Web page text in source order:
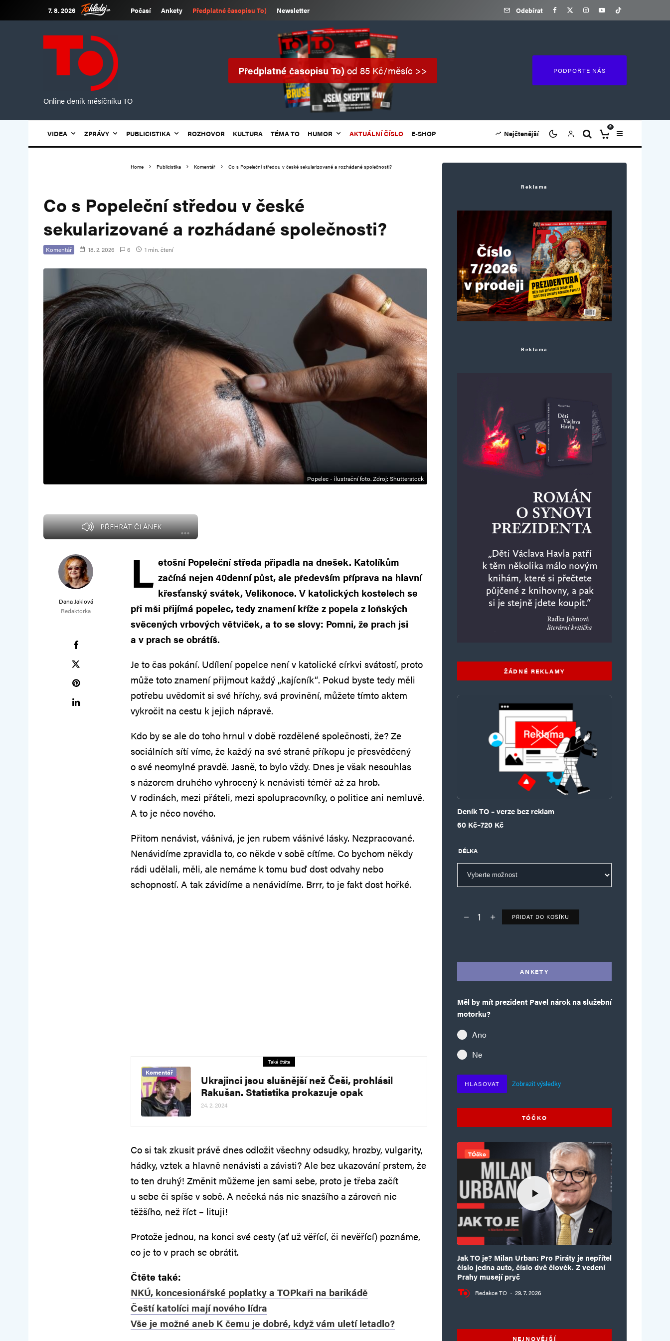
7. 8. 2026 Počasí Ankety Předplatné časopisu To) Newsletter Odebírat
Online deník měsíčníku TO
Předplatné časopisu To)od 85 Kč/měsíc >> PODPOŘTE NÁS
VIDEA ZPRÁVY PUBLICISTIKA ROZHOVOR KULTURA TÉMA TO HUMOR AKTUÁLNÍ ČÍSLO E-SHOP Nejčtenější
0
Home Publicistika Komentář Co s Popeleční středou v české sekularizované a rozhádané společnosti?
Co s Popeleční středou v české
sekularizované a rozhádané společnosti?
Komentář 18. 2. 2026 6 1 min. čtení
Popelec - ilustrační foto. Zdroj: Shutterstock
PŘEHRÁT ČLÁNEK
Dana Jaklová
Redaktorka
L etošní Popeleční středa připadla na dnešek. Katolíkům
začíná nejen 40denní půst, ale především příprava na hlavní
křesťanský svátek, Velikonoce. V katolických kostelech se
při mši přijímá popelec, tedy znamení kříže z popela z loňských
svěcených vrbových větviček, a to se slovy: Pomni, že prach jsi
a v prach se obrátíš.
Je to čas pokání. Udílení popelce není v katolické církvi svátostí, proto
může toto znamení přijmout každý „kajícník“. Pokud byste tedy měli
potřebu uvědomit si své hříchy, svá provinění, můžete tímto aktem
vykročit na cestu k jejich nápravě.
Kdo by se ale do toho hrnul v době rozdělené společnosti, že? Ze
sociálních sítí víme, že každý na své straně příkopu je přesvědčený
o své neomylné pravdě. Jasně, to bylo vždy. Dnes je však nesouhlas
s názorem druhého vyhrocený k nenávisti téměř až za hrob.
V rodinách, mezi přáteli, mezi spolupracovníky, o politice ani nemluvě.
A to je něco nového.
Přitom nenávist, vášnivá, je jen rubem vášnivé lásky. Nezpracované.
Nenávidíme zpravidla to, co někde v sobě cítíme. Co bychom někdy
rádi udělali, měli, ale nemáme k tomu buď dost odvahy nebo
schopností. A tak závidíme a nenávidíme. Brrr, to je fakt dost hořké.
Také čtěte
Komentář
Ukrajinci jsou slušnější než Češi, prohlásil
Rakušan. Statistika prokazuje opak
24. 2. 2024
Co si tak zkusit právě dnes odložit všechny odsudky, hrozby, vulgarity,
hádky, vztek a hlavně nenávisti a závisti? Ale bez ukazování prstem, že
to ten druhý! Změnit můžeme jen sami sebe, proto je třeba začít
u sebe či spíše v sobě. A nečeká nás nic snazšího a zároveň nic
těžšího, než říct – lituji!
Protože jednou, na konci své cesty (ať už věřící, či nevěřící) poznáme,
co je to v prach se obrátit.
Čtěte také:
NKÚ, koncesionářské poplatky a TOPkaři na barikádě
Čeští katolíci mají nového lídra
Vše je možné aneb K čemu je dobré, když vám uletí letadlo?
Reklama
Reklama
ŽÁDNÉ REKLAMY
Deník TO – verze bez reklam
60 Kč–720 Kč
Rozpětí cen: 60 Kč až 720 Kč
DÉLKA
Deník TO – verze bez reklam množství
PŘIDAT DO KOŠÍKU
ANKETY
Měl by mít prezident Pavel nárok na služební
motorku?
Ano
Ne
HLASOVAT Zobrazit výsledky
TÓČKO
TÓčko
Jak TO je? Milan Urban: Pro Piráty je nepřítel
číslo jedna auto, číslo dvě člověk. Z vedení
Prahy musejí pryč
Redakce TO · 29. 7. 2026
NEJNOVĚJŠÍ